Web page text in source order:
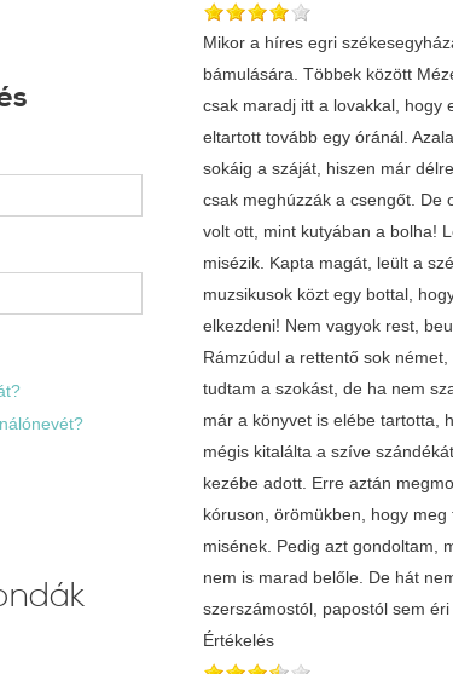
Mikor a híres egri
bámulására. Többek között
csak maradj itt a lovakkal, hogy
eltartott tovább egy óránál.
sokáig a száját, hiszen már
csak meghúzzák a csengőt. De
volt ott, mint kutyában a bolha!
misézik. Kapta magát, leült a
muzsikusok közt egy bottal,
elkezdeni! Nem vagyok rest,
Rámzúdul a rettentő sok
tudtam a szokást, de ha nem
már a könyvet is elébe tartotta,
mégis kitalálta a szíve
kezébe adott. Erre aztán
kóruson, örömükben, hogy
misének. Pedig azt gondoltam,
nem is marad belőle. De hát
szerszámostól, papostól sem
Értékelés